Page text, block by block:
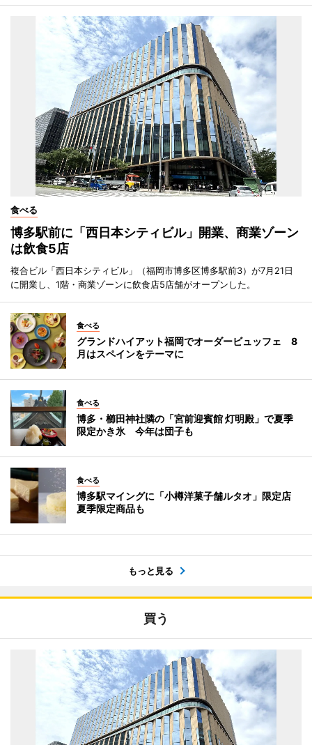
食べる
博多駅前に「西日本シティビル」開業、商業ゾーン
は飲食5店
複合ビル「西日本シティビル」（福岡市博多区博多駅前3）が7月21日
に開業し、1階・商業ゾーンに飲食店5店舗がオープンした。
食べる
グランドハイアット福岡でオーダービュッフェ 8
月はスペインをテーマに
食べる
博多・櫛田神社隣の「宮前迎賓館 灯明殿」で夏季
限定かき氷 今年は団子も
食べる
博多駅マイングに「小樽洋菓子舗ルタオ」限定店
夏季限定商品も
もっと見る
買う